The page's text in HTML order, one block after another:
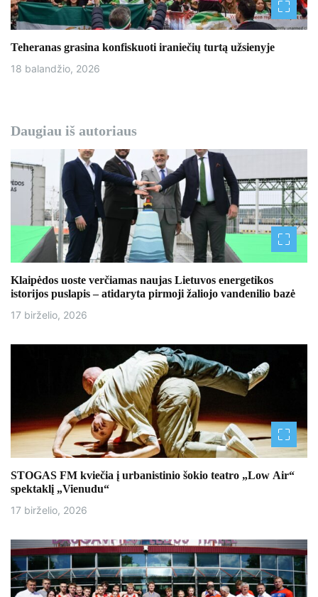
Teheranas grasina konfiskuoti iraniečių turtą užsienyje
18 balandžio, 2026
Daugiau iš autoriaus
Klaipėdos uoste verčiamas naujas Lietuvos energetikos
istorijos puslapis – atidaryta pirmoji žaliojo vandenilio bazė
17 birželio, 2026
STOGAS FM kviečia į urbanistinio šokio teatro „Low Air“
spektaklį „Vienudu“
17 birželio, 2026